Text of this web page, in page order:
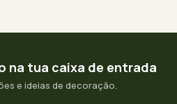
na tua caixa de entrada
e ideias de decoração.